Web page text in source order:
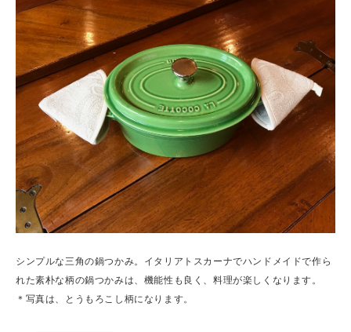
シンプルな三角の鍋つかみ。イタリアトスカーナでハンドメイドで作ら
れた素朴な柄の鍋つかみは、機能性も良く、料理が楽しくなります。
＊写真は、とうもろこし柄になります。